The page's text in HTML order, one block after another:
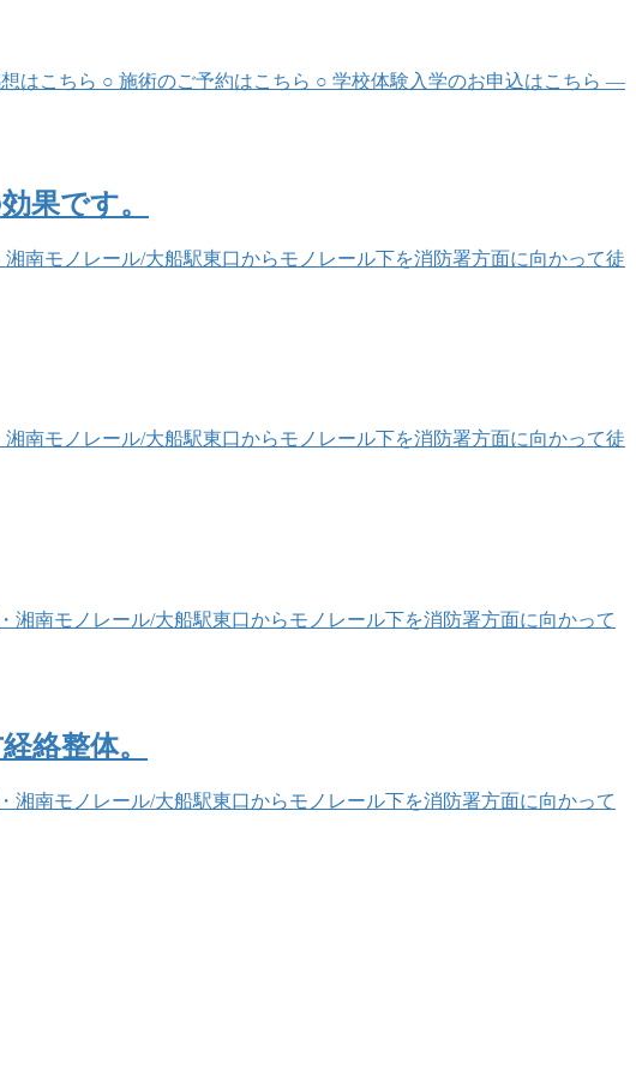
こちら ○ 施術のご予約はこちら ○ 学校体験入学のお申込はこちら —
果です。
モノレール/大船駅東口からモノレール下を消防署方面に向かって徒
モノレール/大船駅東口からモノレール下を消防署方面に向かって徒
南モノレール/大船駅東口からモノレール下を消防署方面に向かって
絡整体。
南モノレール/大船駅東口からモノレール下を消防署方面に向かって